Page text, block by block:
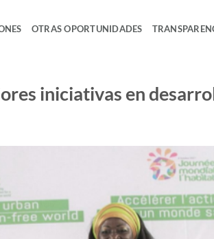
OTRAS OPORTUNIDADES
iniciativas en